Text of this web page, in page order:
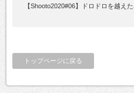
【Shooto2020#06】ドロドロを越え
トップページに戻る